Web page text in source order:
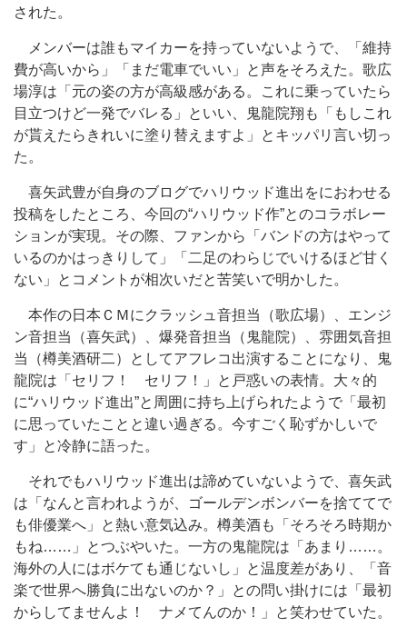
された。
メンバーは誰もマイカーを持っていないようで、「維持
費が高いから」「まだ電車でいい」と声をそろえた。歌広
場淳は「元の姿の方が高級感がある。これに乗っていたら
目立つけど一発でバレる」といい、鬼龍院翔も「もしこれ
が貰えたらきれいに塗り替えますよ」とキッパリ言い切っ
た。
喜矢武豊が自身のブログでハリウッド進出をにおわせる
投稿をしたところ、今回の“ハリウッド作”とのコラボレー
ションが実現。その際、ファンから「バンドの方はやって
いるのかはっきりして」「二足のわらじでいけるほど甘く
ない」とコメントが相次いだと苦笑いで明かした。
本作の日本ＣＭにクラッシュ音担当（歌広場）、エンジ
ン音担当（喜矢武）、爆発音担当（鬼龍院）、雰囲気音担
当（樽美酒研二）としてアフレコ出演することになり、鬼
龍院は「セリフ！ セリフ！」と戸惑いの表情。大々的
に“ハリウッド進出”と周囲に持ち上げられたようで「最初
に思っていたことと違い過ぎる。今すごく恥ずかしいで
す」と冷静に語った。
それでもハリウッド進出は諦めていないようで、喜矢武
は「なんと言われようが、ゴールデンボンバーを捨ててで
も俳優業へ」と熱い意気込み。樽美酒も「そろそろ時期か
もね……」とつぶやいた。一方の鬼龍院は「あまり……。
海外の人にはボケても通じないし」と温度差があり、「音
楽で世界へ勝負に出ないのか？」との問い掛けには「最初
からしてませんよ！ ナメてんのか！」と笑わせていた。